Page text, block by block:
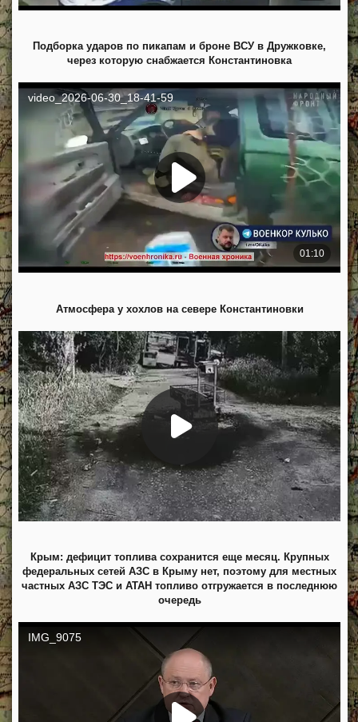
Подборка ударов по пикапам и броне ВСУ в Дружковке,
через которую снабжается Константиновка
Атмосфера у хохлов на севере Константиновки
Крым: дефицит топлива сохранится еще месяц. Крупных
федеральных сетей АЗС в Крыму нет, поэтому для местных
частных АЗС ТЭС и АТАН топливо отгружается в последнюю
очередь